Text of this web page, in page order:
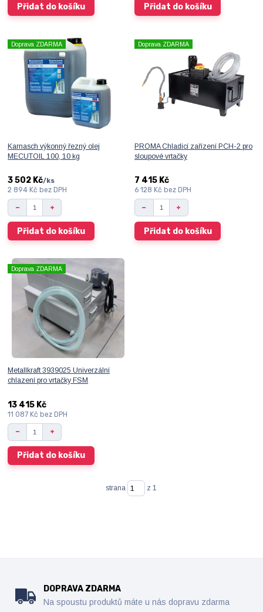
Přidat do košíku Přidat do košíku
Doprava ZDARMA
Karnasch výkonný řezný olej
MECUTOIL 100, 10 kg
3 502 Kč/ks
2 894 Kč bez DPH
Přidat do košíku
Doprava ZDARMA
PROMA Chladicí zařízení PCH-2 pro
sloupové vrtačky
7 415 Kč
6 128 Kč bez DPH
Přidat do košíku
Doprava ZDARMA
Metallkraft 3939025 Univerzální
chlazení pro vrtačky FSM
13 415 Kč
11 087 Kčbez DPH
Přidat do košíku
strana z 1
DOPRAVA ZDARMA
Na spoustu produktů máte u nás dopravu zdarma